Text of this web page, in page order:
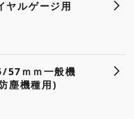
ヤルゲージ用
ｍｍ一般機
塵機種用)